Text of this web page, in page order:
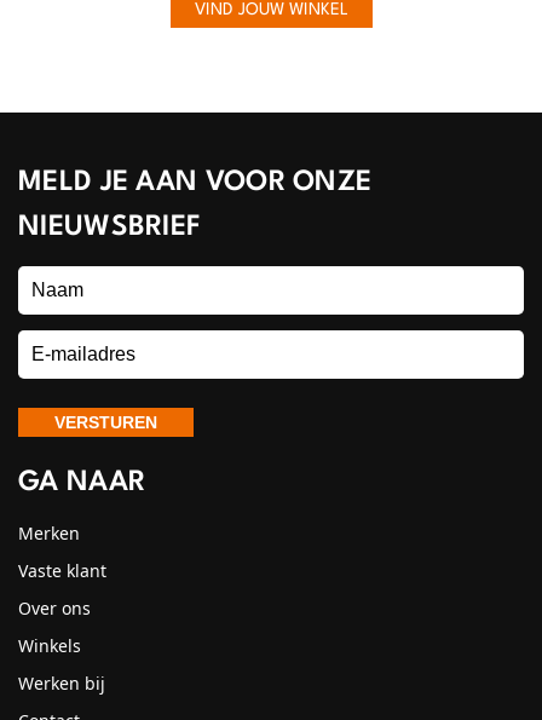
VIND JOUW WINKEL
MELD JE AAN VOOR ONZE
NIEUWSBRIEF
GA NAAR
Merken
Vaste klant
Over ons
Winkels
Werken bij